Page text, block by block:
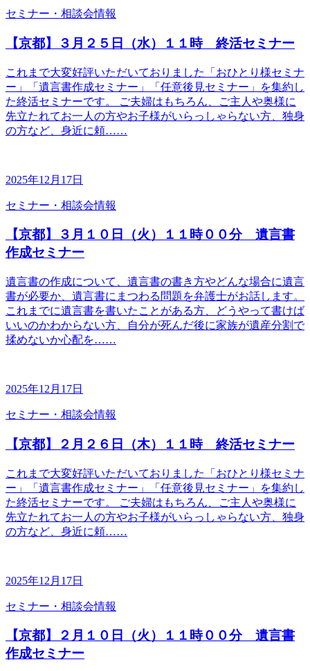
セミナー・相談会情報
【京都】３月２５日（水）１１時 終活セミナー
これまで大変好評いただいておりました「おひとり様セミナ
ー」「遺言書作成セミナー」「任意後見セミナー」を集約し
た終活セミナーです。 ご夫婦はもちろん、ご主人や奥様に
先立たれてお一人の方やお子様がいらっしゃらない方、独身
の方など、身近に頼……
2025年12月17日
セミナー・相談会情報
【京都】３月１０日（火）１１時００分 遺言書
作成セミナー
遺言書の作成について、遺言書の書き方やどんな場合に遺言
書が必要か、遺言書にまつわる問題を弁護士がお話します。
これまでに遺言書を書いたことがある方、どうやって書けば
いいのかわからない方、自分が死んだ後に家族が遺産分割で
揉めないか心配を……
2025年12月17日
セミナー・相談会情報
【京都】２月２６日（木）１１時 終活セミナー
これまで大変好評いただいておりました「おひとり様セミナ
ー」「遺言書作成セミナー」「任意後見セミナー」を集約し
た終活セミナーです。 ご夫婦はもちろん、ご主人や奥様に
先立たれてお一人の方やお子様がいらっしゃらない方、独身
の方など、身近に頼……
2025年12月17日
セミナー・相談会情報
【京都】２月１０日（火）１１時００分 遺言書
作成セミナー